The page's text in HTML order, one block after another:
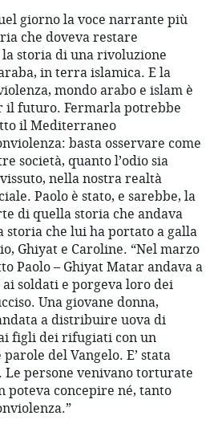
giorno la voce narrante più
che doveva restare
la storia di una rivoluzione
in terra islamica. E la
mondo arabo e islam è
il futuro. Fermarla potrebbe
il Mediterraneo
basta osservare come
società, quanto l’odio sia
nella nostra realtà
Paolo è stato, e sarebbe, la
di quella storia che andava
storia che lui ha portato a galla
Ghiyat e Caroline. “Nel marzo
Paolo – Ghiyat Matar andava a
soldati e porgeva loro dei
Una giovane donna,
a distribuire uova di
figli dei rifugiati con un
del Vangelo. E’ stata
persone venivano torturate
poteva concepire né, tanto